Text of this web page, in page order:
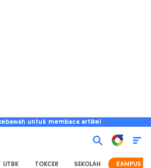
untuk membaca artikel
UTBK TOKCER SEKOLAH KAMPUS